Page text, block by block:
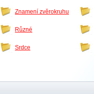
Znamení zvěrokruhu
Různé
Srdce